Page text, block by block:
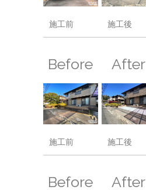
施工前 施工後
Before
施工前
After
施工後
Before After